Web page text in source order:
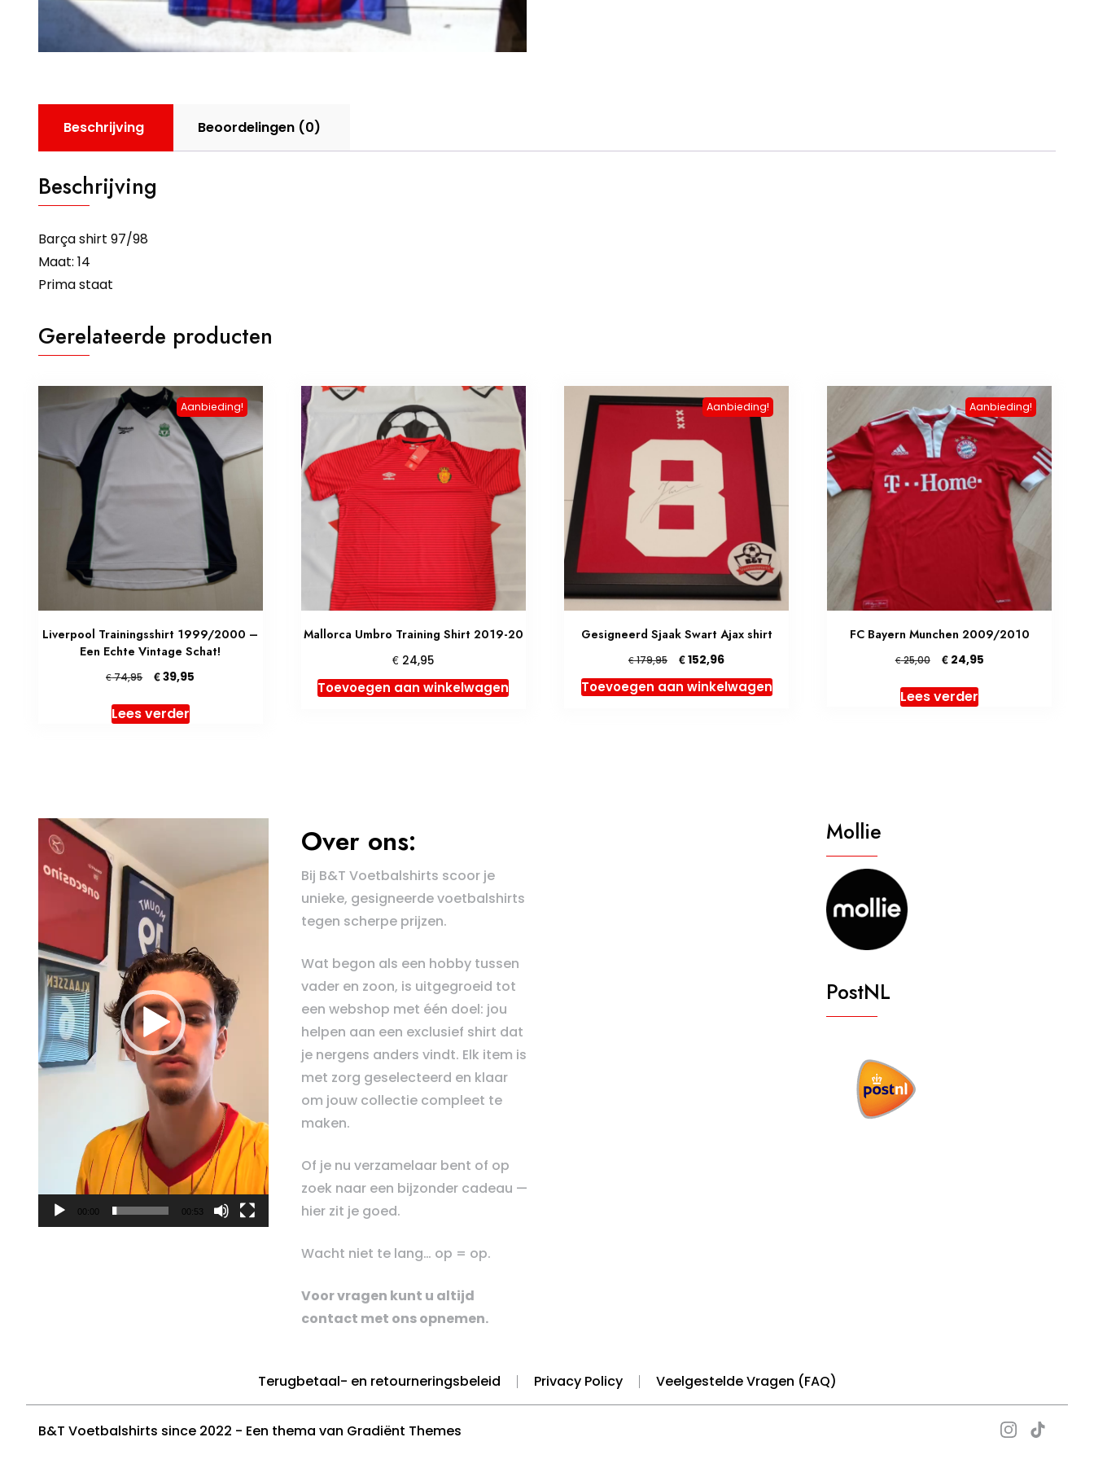
Beschrijving Beoordelingen (0)
Beschrijving
Barça shirt 97/98
Maat: 14
Prima staat
Gerelateerde producten
Aanbieding!
Liverpool Trainingsshirt 1999/2000 –
Een Echte Vintage Schat!
€74,95
Oorspronkelijke
was:
€ 74,95.
€39,95
Lees verder
Mallorca Umbro Training Shirt 2019-20
€ 24,95
Toevoegen aan winkelwagen
Aanbieding!
Gesigneerd Sjaak Swart Ajax shirt
€179,95
Oorspronkelijke
was:
€152,96Huidige
is:
Toevoegen aan winkelwagen
Aanbieding!
FC Bayern Munchen 2009/2010
€25,00
Oorspronkelijke
was:
€ 25,00.
€24,95Huidige
Lees verder
Videospeler
00:00 00:53
Over ons:
Bij B&T Voetbalshirts scoor je
unieke, gesigneerde voetbalshirts
tegen scherpe prijzen.
Wat begon als een hobby tussen
vader en zoon, is uitgegroeid tot
een webshop met één doel: jou
helpen aan een exclusief shirt dat
je nergens anders vindt. Elk item is
met zorg geselecteerd en klaar
om jouw collectie compleet te
maken.
Of je nu verzamelaar bent of op
zoek naar een bijzonder cadeau —
hier zit je goed.
Wacht niet te lang… op = op.
Voor vragen kunt u altijd
contact met ons opnemen.
Mollie
PostNL
Terugbetaal- en retourneringsbeleid Privacy Policy Veelgestelde Vragen (FAQ)
B&T Voetbalshirts since 2022 - Een thema van Gradiënt Themes